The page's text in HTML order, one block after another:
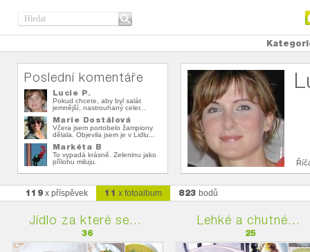
Poslední komentáře
Lucie P.
Pokud chcete, aby byl salát
jemnější, nastrouhaný celer...
Marie Dostálová
Včera jsem portobelo žampiony
dělala. Objevila jsem je v Lidlu...
Markéta B
To vypadá krásně. Zeleninu jako
přílohu miluju.
119 x příspěvek 11 x fotoalbum 823 bodů
Jídlo za které se...
36
Lehké a chutné...
25